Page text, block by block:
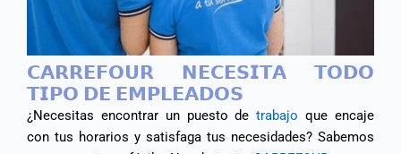
𝗖𝗔𝗥𝗥𝗘𝗙𝗢𝗨𝗥 𝗡𝗘𝗖𝗘𝗦𝗜𝗧𝗔 𝗧𝗢𝗗𝗢
𝗧𝗜𝗣𝗢 𝗗𝗘 𝗘𝗠𝗣𝗟𝗘𝗔𝗗𝗢𝗦
¿Necesitas encontrar un puesto detrabajo que encaje
con tus horarios y satisfaga tus necesidades? Sabemos